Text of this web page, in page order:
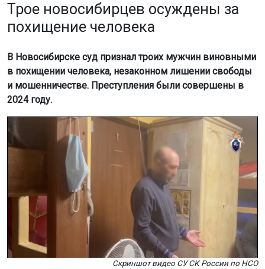
Трое новосибирцев осуждены за
похищение человека
В Новосибирске суд признал троих мужчин виновными
в похищении человека, незаконном лишении свободы
и мошенничестве. Преступления были совершены в
2024 году.
Скриншот видео СУ СК России по НСО